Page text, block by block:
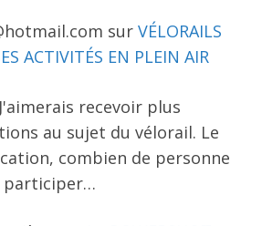
sur VÉLORAILS
ACTIVITÉS EN PLEIN AIR
recevoir plus
au sujet du vélorail. Le
combien de personne
participer…